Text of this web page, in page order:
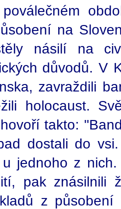
na
násilí na
důvodů. V
zavraždili
holocaust.
takto:
dostali do
jednoho z
pak znásilnili
z působení